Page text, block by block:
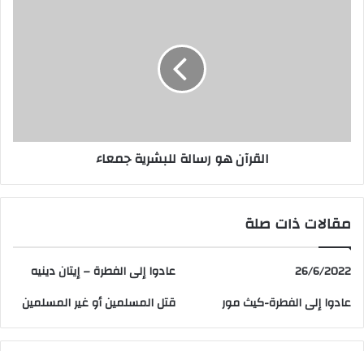
القرآن هو رسالة للبشرية جمعاء
مقالات ذات صلة
26/6/2022
عادوا إلى الفطرة – إيتان دينيه
عادوا إلى الفطرة-كيث مور
قتل المسلمين أو غير المسلمين